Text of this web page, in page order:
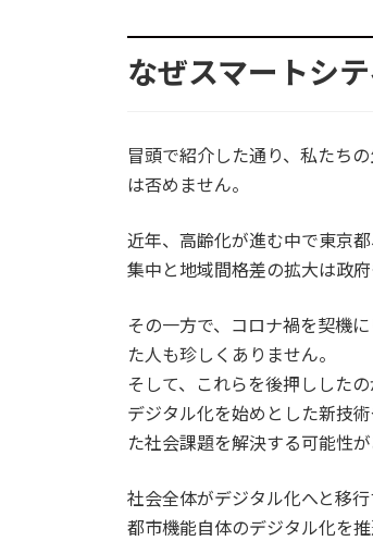
なぜスマートシ
冒頭で紹介した通り、私たち
は否めません。
近年、高齢化が進む中で東京
集中と地域間格差の拡大は政府
その一方で、コロナ禍を契機
た人も珍しくありません。
そして、これらを後押ししたの
デジタル化を始めとした新技
た社会課題を解決する可能性
社会全体がデジタル化へと移
都市機能自体のデジタル化を